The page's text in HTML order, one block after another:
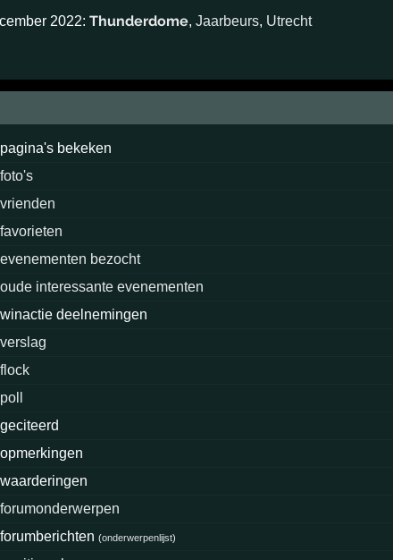
2022: Thunderdome, Jaarbeurs, Utrecht
pagina's bekeken
foto's
vrienden
favorieten
evenementen bezocht
oude interessante evenementen
winactie deelnemingen
verslag
flock
poll
geciteerd
opmerkingen
waarderingen
forumonderwerpen
forumberichten(onderwerpenlijst)